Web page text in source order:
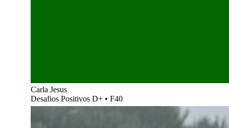
Carla Jesus
Desafios Positivos D+ • F40